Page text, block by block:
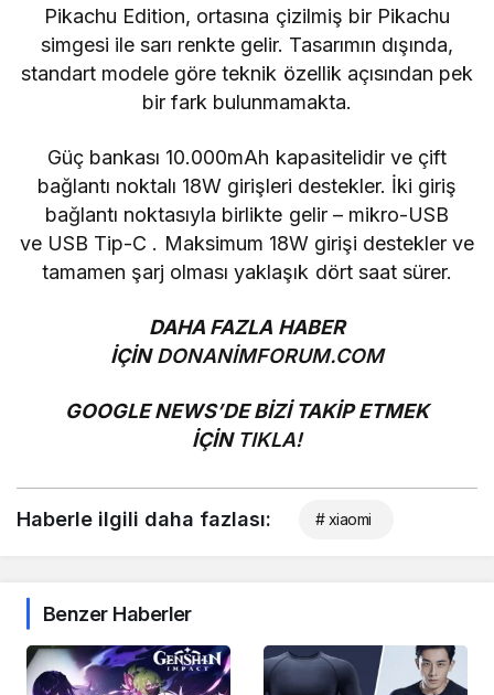
Pikachu Edition, ortasına çizilmiş bir Pikachu
simgesi ile sarı renkte gelir. Tasarımın dışında,
standart modele göre teknik özellik açısından pek
bir fark bulunmamakta.
Güç bankası 10.000mAh kapasitelidir ve çift
bağlantı noktalı 18W girişleri destekler. İki giriş
bağlantı noktasıyla birlikte gelir – mikro-USB
ve USB Tip-C . Maksimum 18W girişi destekler ve
tamamen şarj olması yaklaşık dört saat sürer.
DAHA FAZLA HABER
İÇİNDONANİMFORUM.COM
GOOGLE NEWS’DE BİZİ TAKİP ETMEK
İÇİN TIKLA!
Haberle ilgili daha fazlası: # xiaomi
Benzer Haberler